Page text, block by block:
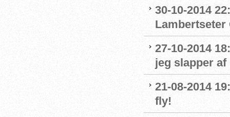
30-10-2014
Lambertseter
27-10-2014
jeg slapper af
21-08-2014
fly!